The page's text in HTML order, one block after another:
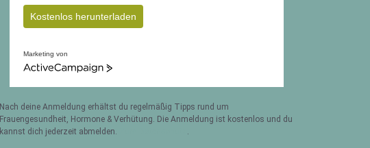
Kostenlos herunterladen
Marketing von
ActiveCampaign
Nach deine Anmeldung erhältst du regelmäßig Tipps rund um
Frauengesundheit, Hormone & Verhütung. Die Anmeldung ist kostenlos und du
kannst dich jederzeit abmelden.
.